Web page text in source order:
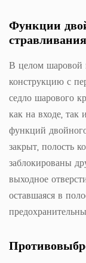
Функции
стравливания
В целом
конструкцию с
седло шарового
как на входе, так
функций
закрыт, полость
заблокированы
выходное
оставшаяся в